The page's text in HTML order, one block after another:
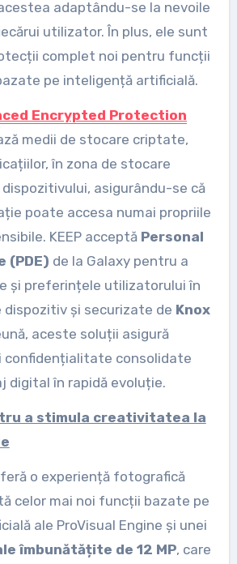
adaptându-se la nevoile
utilizator. În plus, ele sunt
complet noi pentru funcții
pe inteligență artificială.
Encrypted Protection
medii de stocare criptate,
în zona de stocare
asigurându-se că
poate accesa numai propriile
KEEP acceptă Personal
(PDE) de la Galaxy pentru a
și preferințele utilizatorului în
dispozitiv și securizate de Knox
aceste soluții asigură
confidențialitate consolidate
digital în rapidă evoluție.
a stimula creativitatea la
o experiență fotografică
celor mai noi funcții bazate pe
ale ProVisual Engine și unei
îmbunătățite de 12 MP, care